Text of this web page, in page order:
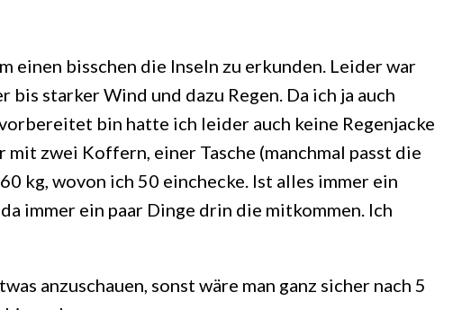
einen bisschen die Inseln zu erkunden. Leider war
starker Wind und dazu Regen. Da ich ja auch
bin hatte ich leider auch keine Regenjacke
zwei Koffern, einer Tasche (manchmal passt die
kg, wovon ich 50 einchecke. Ist alles immer ein
immer ein paar Dinge drin die mitkommen. Ich
anzuschauen, sonst wäre man ganz sicher nach 5